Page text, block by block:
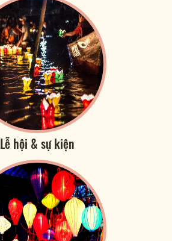
Lễ hội & sự kiện